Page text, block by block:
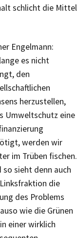
schlicht die Mittel
Engelmann:
es nicht
den
herzustellen,
Umweltschutz eine
werden wir
im Trüben fischen.
so sieht denn auch
die
des Problems
wie die Grünen
einer wirklich